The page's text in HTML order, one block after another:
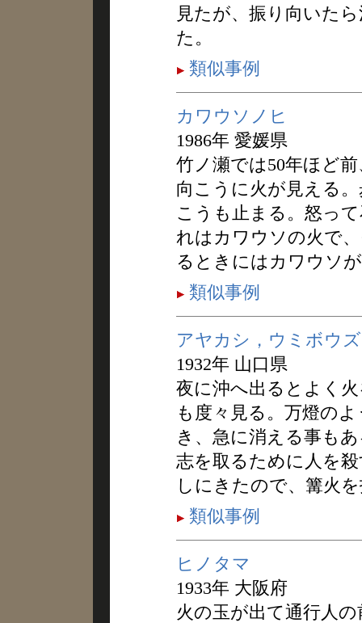
見たが、振り向いた
た。
類似事例
カワウソノヒ
1986年 愛媛県
竹ノ瀬では50年ほど
向こうに火が見える
こうも止まる。怒っ
れはカワウソの火で
るときにはカワウソ
類似事例
アヤカシ，ウミボウズ
1932年 山口県
夜に沖へ出るとよく
も度々見る。万燈の
き、急に消える事も
志を取るために人を
しにきたので、篝火
類似事例
ヒノタマ
1933年 大阪府
火の玉が出て通行人